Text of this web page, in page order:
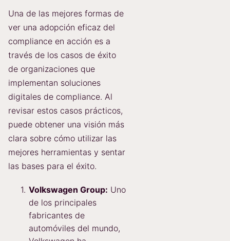
Una de las mejores formas de
ver una adopción eficaz del
compliance en acción es a
través de los casos de éxito
de organizaciones que
implementan soluciones
digitales de compliance. Al
revisar estos casos prácticos,
puede obtener una visión más
clara sobre cómo utilizar las
mejores herramientas y sentar
las bases para el éxito.
Volkswagen Group: Uno
de los principales
fabricantes de
automóviles del mundo,